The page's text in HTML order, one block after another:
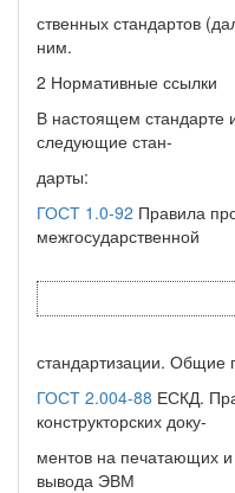
ственных стандартов
ним.
2 Нормативные ссылки
В настоящем стандарте
следующие стан-
дарты:
ГОСТ 1.0-92 Правила
межгосударственной
стандартизации. Общие
ГОСТ 2.004-88 ЕСКД.
конструкторских доку-
ментов на печатающих и
вывода ЭВМ